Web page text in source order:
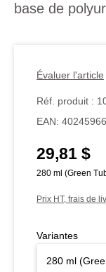
base de
Évaluer l'article
Réf. produit :
EAN:
Prix régulier :
29,81 $
280 ml (Green
Prix HT, frais de
Variantes